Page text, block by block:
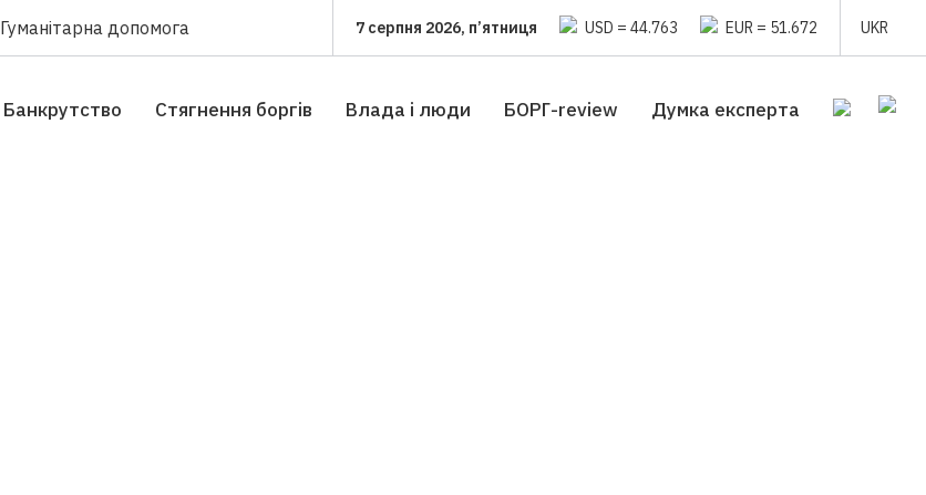
Гуманітарна допомога 7 серпня 2026, п’ятниця USD = 44.763 EUR = 51.672 UKR
Банкрутство Стягнення боргiв Влада i люди БОРГ-review Думка експерта